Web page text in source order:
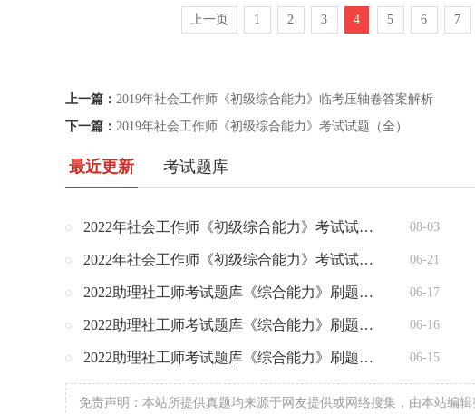
上一页 1 2 3 4 5 6 7
上一篇： 2019年社会工作师《初级综合能力》临考压轴卷答案解析
下一篇： 2019年社会工作师《初级综合能力》考试试题（全）
最近更新 考试题库
2022年社会工作师《初级综合能力》考试试题答案解析（完整版） 08-03
2022年社会工作师《初级综合能力》考试试题（完整版） 06-21
2022助理社工师考试题库《综合能力》刷题练习（55） 06-17
2022助理社工师考试题库《综合能力》刷题练习（54） 06-16
2022助理社工师考试题库《综合能力》刷题练习（53） 06-15
免责声明：本站所提供真题均来源于网友提供或网络搜集，由本站编